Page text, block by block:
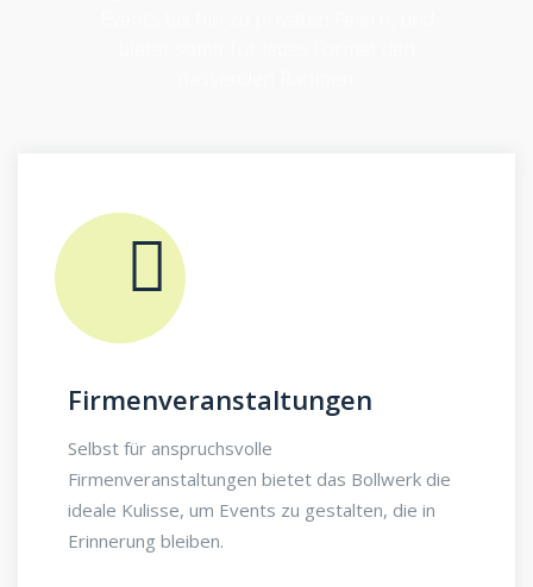
Firmenveranstaltungen
Selbst für anspruchsvolle
Firmenveranstaltungen bietet das Bollwerk die
ideale Kulisse, um Events zu gestalten, die in
Erinnerung bleiben.